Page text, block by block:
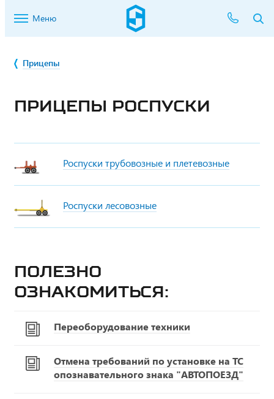
Меню
Прицепы
ПРИЦЕПЫ РОСПУСКИ
Роспуски трубовозные и плетевозные
Роспуски лесовозные
Полезно
ознакомиться:
Переоборудование техники
Отмена требований по установке на ТС
опознавательного знака "АВТОПОЕЗД"